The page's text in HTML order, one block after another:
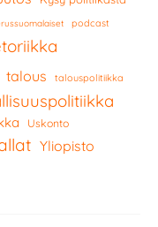
podcast
talous talouspolitiikka
Uskonto
Yliopisto